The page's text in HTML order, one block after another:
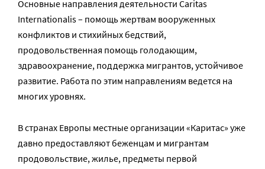
Основные направления деятельности Caritas
Internationalis – помощь жертвам вооруженных
конфликтов и стихийных бедствий,
продовольственная помощь голодающим,
здравоохранение, поддержка мигрантов, устойчивое
развитие. Работа по этим направлениям ведется на
многих уровнях.
В странах Европы местные организации «Каритас» уже
давно предоставляют беженцам и мигрантам
продовольствие, жилье, предметы первой